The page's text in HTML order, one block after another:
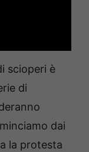
scioperi è
di
dai
la protesta